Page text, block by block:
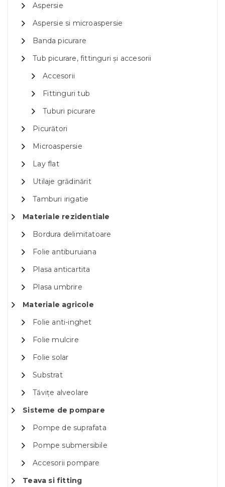
Aspersie
Aspersie si microaspersie
Banda picurare
Tub picurare, fittinguri și accesorii
Accesorii
Fittinguri tub
Tuburi picurare
Picurători
Microaspersie
Lay flat
Utilaje grădinărit
Tamburi irigatie
Materiale rezidentiale
Bordura delimitatoare
Folie antiburuiana
Plasa anticartita
Plasa umbrire
Materiale agricole
Folie anti-inghet
Folie mulcire
Folie solar
Substrat
Tăvițe alveolare
Sisteme de pompare
Pompe de suprafata
Pompe submersibile
Accesorii pompare
Teava si fitting